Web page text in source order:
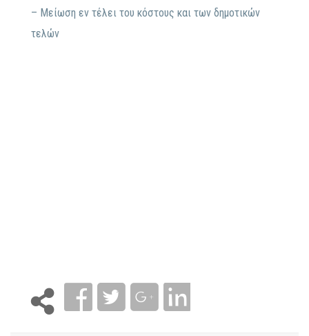
– Μείωση εν τέλει του κόστους και των δημοτικών
τελών